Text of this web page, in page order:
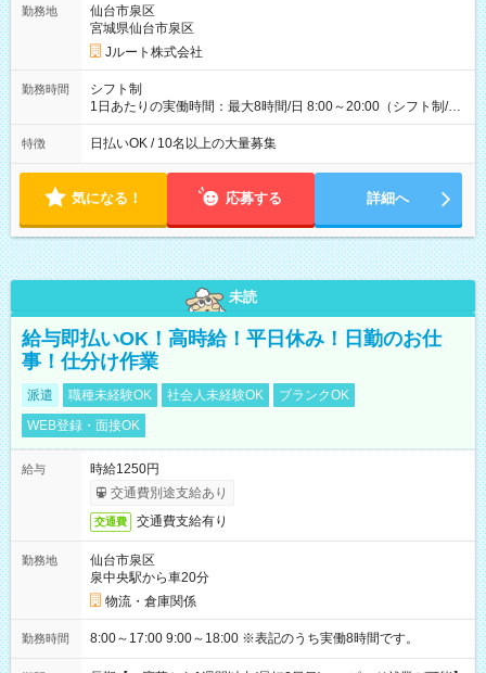
万円／週6日稼働 ・地方郊外エリア 月収40万円／週5日稼働 月
収40万円~50万円／週6日稼働 ＜モデルイメージ＞ ■月収50万
円 (27歳男性/江東区在住)※元建築関係 1日150個配達×25日勤務
(日休み) ■月収80万円(43歳男性/墨田区在住)※元営業 1日200個
勤務地
仙台市泉区
宮城県仙台市泉区
Jルート株式会社
勤務時間
シフト制
1日あたりの実働時間：最大8時間/日 8:00～20:00（シフト制/実
働8時間） ※週5日勤務（場所次第では週4も有り） ※配達状況
によって時間外での勤務可能性有り ※案件により多少の前後あ
特徴 日払いOK / 10名以上の大量募集
気になる！ 応募する 詳細へ
未読
給与即払いOK！高時給！平日休み！日勤のお仕
事！仕分け作業
派遣 職種未経験OK 社会人未経験OK
ブランクOK
WEB登録・面接OK
給与
時給1250円
交通費別途支給あり
交通費 交通費支給有り
勤務地
仙台市泉区
泉中央駅から車20分
物流・倉庫関係
勤務時間 8:00～17:00 9:00～18:00 ※表記のうち実働8時間です。